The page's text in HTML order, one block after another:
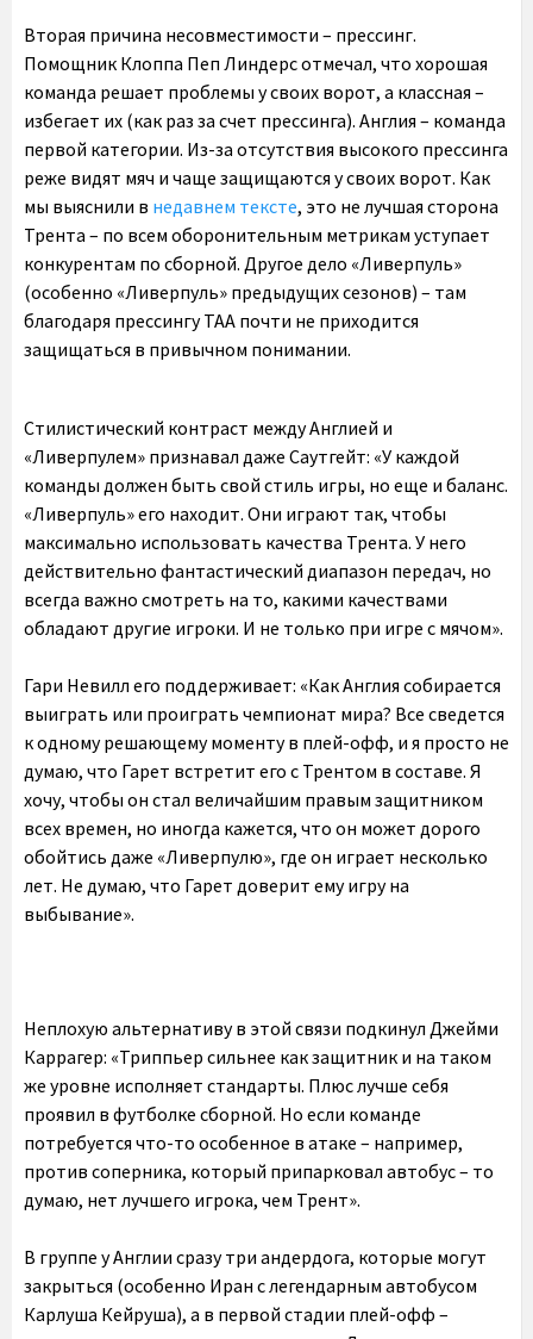
Вторая причина несовместимости – прессинг.
Помощник Клоппа Пеп Линдерс отмечал, что хорошая
команда решает проблемы у своих ворот, а классная –
избегает их (как раз за счет прессинга). Англия – команда
первой категории. Из-за отсутствия высокого прессинга
реже видят мяч и чаще защищаются у своих ворот. Как
мы выяснили в недавнем тексте, это не лучшая сторона
Трента – по всем оборонительным метрикам уступает
конкурентам по сборной. Другое дело «Ливерпуль»
(особенно «Ливерпуль» предыдущих сезонов) – там
благодаря прессингу ТАА почти не приходится
защищаться в привычном понимании.
Стилистический контраст между Англией и
«Ливерпулем» признавал даже Саутгейт: «У каждой
команды должен быть свой стиль игры, но еще и баланс.
«Ливерпуль» его находит. Они играют так, чтобы
максимально использовать качества Трента. У него
действительно фантастический диапазон передач, но
всегда важно смотреть на то, какими качествами
обладают другие игроки. И не только при игре с мячом».
Гари Невилл его поддерживает: «Как Англия собирается
выиграть или проиграть чемпионат мира? Все сведется
к одному решающему моменту в плей-офф, и я просто не
думаю, что Гарет встретит его с Трентом в составе. Я
хочу, чтобы он стал величайшим правым защитником
всех времен, но иногда кажется, что он может дорого
обойтись даже «Ливерпулю», где он играет несколько
лет. Не думаю, что Гарет доверит ему игру на
выбывание».
Неплохую альтернативу в этой связи подкинул Джейми
Каррагер: «Триппьер сильнее как защитник и на таком
же уровне исполняет стандарты. Плюс лучше себя
проявил в футболке сборной. Но если команде
потребуется что-то особенное в атаке – например,
против соперника, который припарковал автобус – то
думаю, нет лучшего игрока, чем Трент».
В группе у Англии сразу три андердога, которые могут
закрыться (особенно Иран с легендарным автобусом
Карлуша Кейруша), а в первой стадии плей-офф –